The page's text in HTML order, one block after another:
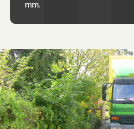
privat flytning samt
ned pakning, transport og
beskytte dine ejendele under
mm.